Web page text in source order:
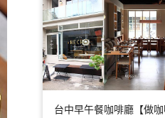
台中早午餐咖啡廳【做咖